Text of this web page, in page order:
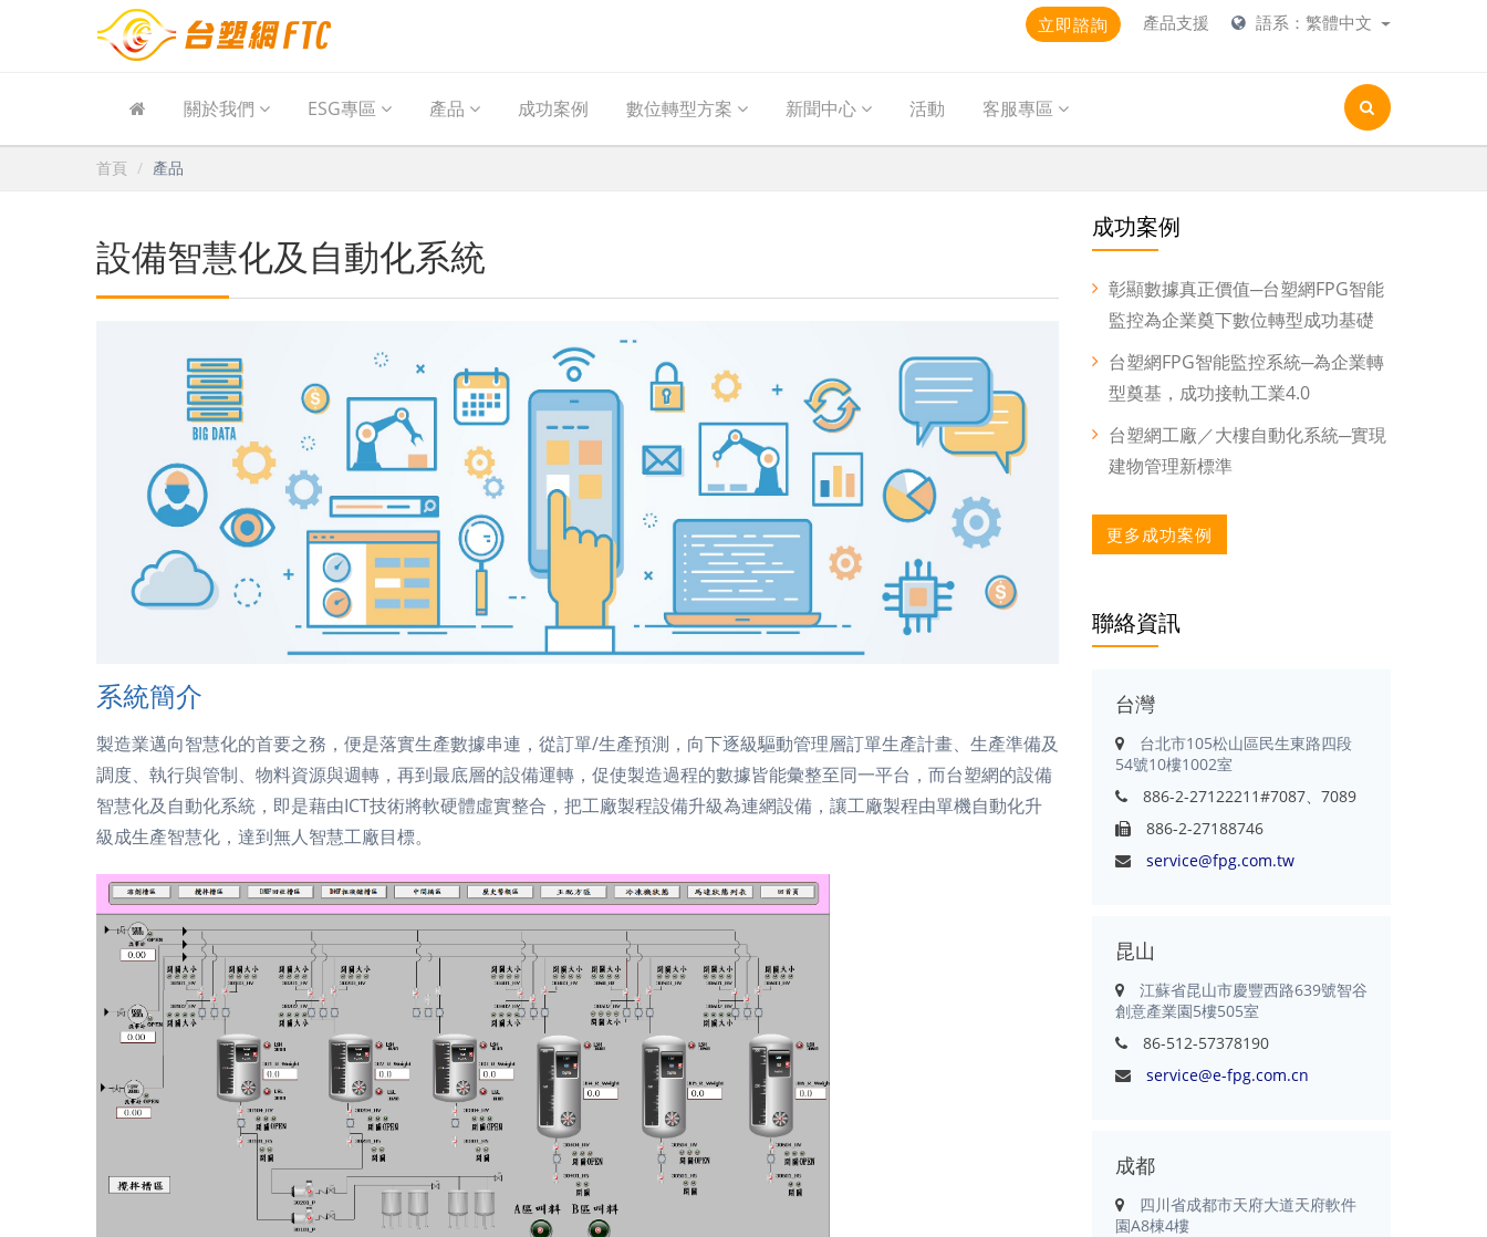
立即諮詢 產品支援 語系：繁體中文
關於我們 ESG專區 產品 成功案例 數位轉型方案 新聞中心 活動 客服專區
首頁 產品
設備智慧化及自動化系統
系統簡介
製造業邁向智慧化的首要之務，便是落實生產數據串連，從訂單/生產預測，向下逐級驅動管理層訂單生產計畫、生產準備及
調度、執行與管制、物料資源與週轉，再到最底層的設備運轉，促使製造過程的數據皆能彙整至同一平台，而台塑網的設備
智慧化及自動化系統，即是藉由ICT技術將軟硬體虛實整合，把工廠製程設備升級為連網設備，讓工廠製程由單機自動化升
級成生產智慧化，達到無人智慧工廠目標。
成功案例
彰顯數據真正價值─台塑網FPG智能
監控為企業奠下數位轉型成功基礎
台塑網FPG智能監控系統─為企業轉
型奠基，成功接軌工業4.0
台塑網工廠／大樓自動化系統─實現
建物管理新標準
更多成功案例
聯絡資訊
台灣
台北市105松山區民生東路四段
54號10樓1002室
886-2-27122211#7087、7089
886-2-27188746
service@fpg.com.tw
昆山
江蘇省昆山市慶豐西路639號智谷
創意產業園5樓505室
86-512-57378190
service@e-fpg.com.cn
成都
四川省成都市天府大道天府軟件
園A8棟4樓